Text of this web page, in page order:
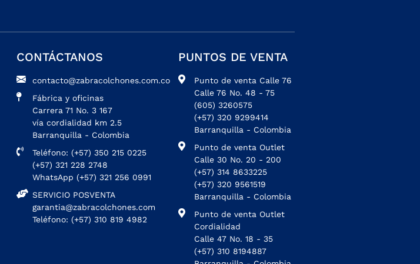
CONTÁCTANOS
contacto@zabracolchones.com.co
Fábrica y oficinas
Carrera 71 No. 3 167
vía cordialidad km 2.5
Barranquilla - Colombia
Teléfono: (+57) 350 215 0225
(+57) 321 228 2748
WhatsApp (+57) 321 256 0991
SERVICIO POSVENTA
garantia@zabracolchones.com
Teléfono: (+57) 310 819 4982
PUNTOS DE VENTA
Punto de venta Calle 76
Calle 76 No. 48 - 75
(605) 3260575
(+57) 320 9299414
Barranquilla - Colombia
Punto de venta Outlet
Calle 30 No. 20 - 200
(+57) 314 8633225
(+57) 320 9561519
Barranquilla - Colombia
Punto de venta Outlet
Cordialidad
Calle 47 No. 18 - 35
(+57) 310 8194887